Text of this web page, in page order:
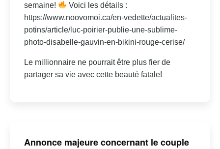
semaine!
Voici les détails :
https://www.noovomoi.ca/en-vedette/actualites-
potins/article/luc-poirier-publie-une-sublime-
photo-disabelle-gauvin-en-bikini-rouge-cerise/
Le millionnaire ne pourrait être plus fier de
partager sa vie avec cette beauté fatale!
Annonce majeure concernant le couple